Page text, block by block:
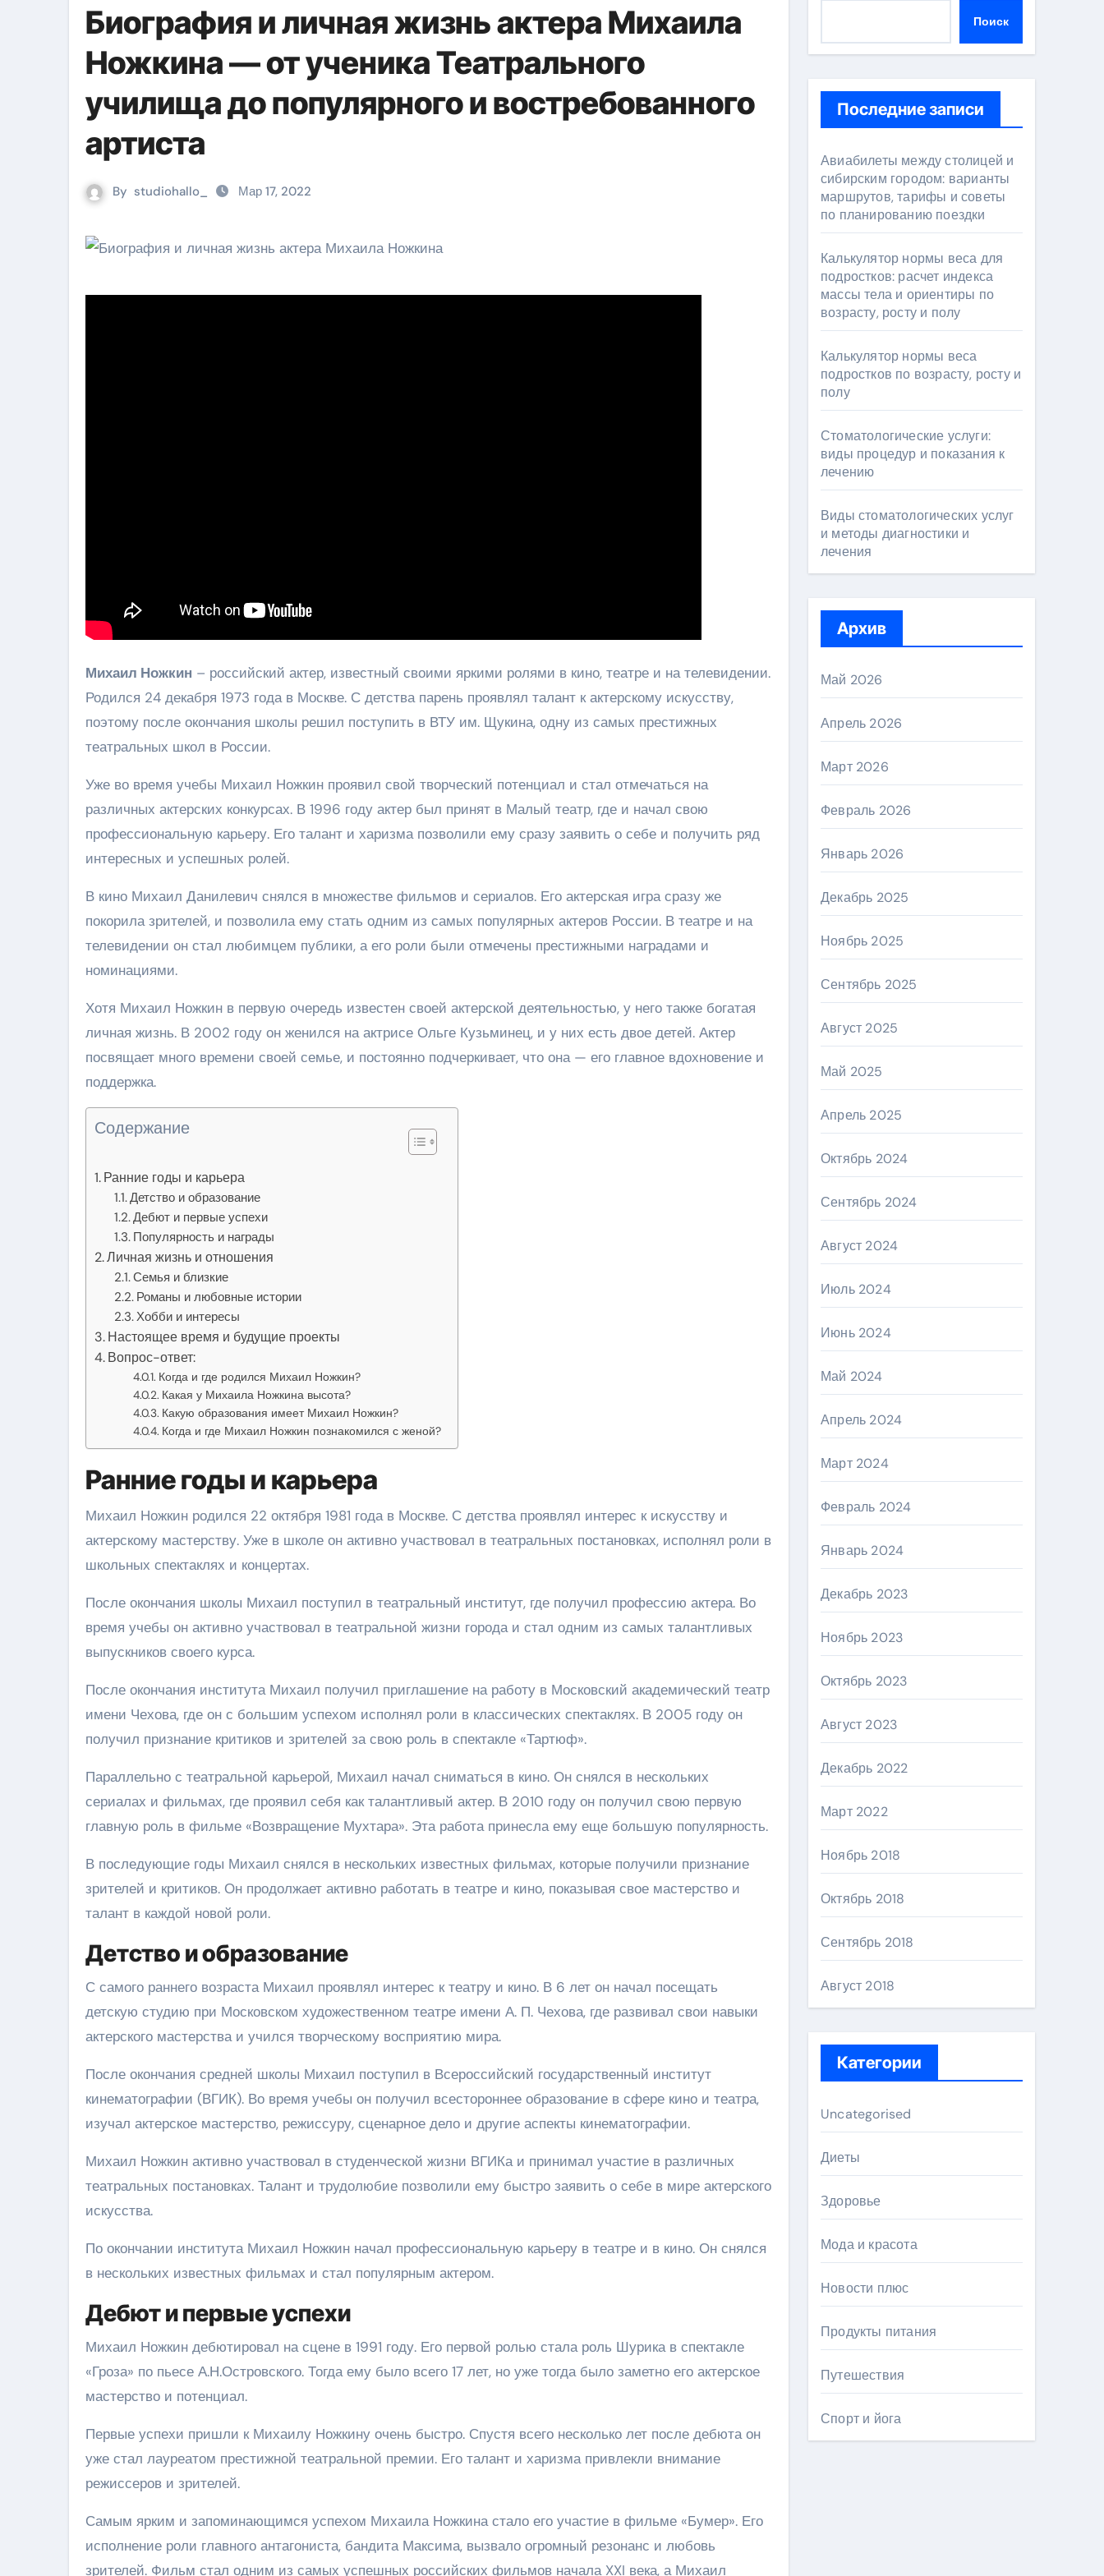
Биография и личная жизнь актера Михаила
Ножкина — от ученика Театрального
училища до популярного и востребованного
артиста
By studiohallo_ Мар 17, 2022
Михаил Ножкин – российский актер, известный своими яркими ролями в кино, театре и на телевидении.
Родился 24 декабря 1973 года в Москве. С детства парень проявлял талант к актерскому искусству,
поэтому после окончания школы решил поступить в ВТУ им. Щукина, одну из самых престижных
театральных школ в России.
Уже во время учебы Михаил Ножкин проявил свой творческий потенциал и стал отмечаться на
различных актерских конкурсах. В 1996 году актер был принят в Малый театр, где и начал свою
профессиональную карьеру. Его талант и харизма позволили ему сразу заявить о себе и получить ряд
интересных и успешных ролей.
В кино Михаил Данилевич снялся в множестве фильмов и сериалов. Его актерская игра сразу же
покорила зрителей, и позволила ему стать одним из самых популярных актеров России. В театре и на
телевидении он стал любимцем публики, а его роли были отмечены престижными наградами и
номинациями.
Хотя Михаил Ножкин в первую очередь известен своей актерской деятельностью, у него также богатая
личная жизнь. В 2002 году он женился на актрисе Ольге Кузьминец, и у них есть двое детей. Актер
посвящает много времени своей семье, и постоянно подчеркивает, что она — его главное вдохновение и
поддержка.
Содержание
Ранние годы и карьера
Детство и образование
Дебют и первые успехи
Популярность и награды
Личная жизнь и отношения
Семья и близкие
Романы и любовные истории
Хобби и интересы
Настоящее время и будущие проекты
Вопрос-ответ:
Когда и где родился Михаил Ножкин?
Какая у Михаила Ножкина высота?
Какую образования имеет Михаил Ножкин?
Когда и где Михаил Ножкин познакомился с женой?
Ранние годы и карьера
Михаил Ножкин родился 22 октября 1981 года в Москве. С детства проявлял интерес к искусству и
актерскому мастерству. Уже в школе он активно участвовал в театральных постановках, исполнял роли в
школьных спектаклях и концертах.
После окончания школы Михаил поступил в театральный институт, где получил профессию актера. Во
время учебы он активно участвовал в театральной жизни города и стал одним из самых талантливых
выпускников своего курса.
После окончания института Михаил получил приглашение на работу в Московский академический театр
имени Чехова, где он с большим успехом исполнял роли в классических спектаклях. В 2005 году он
получил признание критиков и зрителей за свою роль в спектакле «Тартюф».
Параллельно с театральной карьерой, Михаил начал сниматься в кино. Он снялся в нескольких
сериалах и фильмах, где проявил себя как талантливый актер. В 2010 году он получил свою первую
главную роль в фильме «Возвращение Мухтара». Эта работа принесла ему еще большую популярность.
В последующие годы Михаил снялся в нескольких известных фильмах, которые получили признание
зрителей и критиков. Он продолжает активно работать в театре и кино, показывая свое мастерство и
талант в каждой новой роли.
Детство и образование
С самого раннего возраста Михаил проявлял интерес к театру и кино. В 6 лет он начал посещать
детскую студию при Московском художественном театре имени А. П. Чехова, где развивал свои навыки
актерского мастерства и учился творческому восприятию мира.
После окончания средней школы Михаил поступил в Всероссийский государственный институт
кинематографии (ВГИК). Во время учебы он получил всестороннее образование в сфере кино и театра,
изучал актерское мастерство, режиссуру, сценарное дело и другие аспекты кинематографии.
Михаил Ножкин активно участвовал в студенческой жизни ВГИКа и принимал участие в различных
театральных постановках. Талант и трудолюбие позволили ему быстро заявить о себе в мире актерского
искусства.
По окончании института Михаил Ножкин начал профессиональную карьеру в театре и в кино. Он снялся
в нескольких известных фильмах и стал популярным актером.
Дебют и первые успехи
Михаил Ножкин дебютировал на сцене в 1991 году. Его первой ролью стала роль Шурика в спектакле
«Гроза» по пьесе А.Н.Островского. Тогда ему было всего 17 лет, но уже тогда было заметно его актерское
мастерство и потенциал.
Первые успехи пришли к Михаилу Ножкину очень быстро. Спустя всего несколько лет после дебюта он
уже стал лауреатом престижной театральной премии. Его талант и харизма привлекли внимание
режиссеров и зрителей.
Самым ярким и запоминающимся успехом Михаила Ножкина стало его участие в фильме «Бумер». Его
исполнение роли главного антагониста, бандита Максима, вызвало огромный резонанс и любовь
зрителей. Фильм стал одним из самых успешных российских фильмов начала XXI века, а Михаил
Поиск
Последние записи
Авиабилеты между столицей и
сибирским городом: варианты
маршрутов, тарифы и советы
по планированию поездки
Калькулятор нормы веса для
подростков: расчет индекса
массы тела и ориентиры по
возрасту, росту и полу
Калькулятор нормы веса
подростков по возрасту, росту и
полу
Стоматологические услуги:
виды процедур и показания к
лечению
Виды стоматологических услуг
и методы диагностики и
лечения
Архив
Май 2026
Апрель 2026
Март 2026
Февраль 2026
Январь 2026
Декабрь 2025
Ноябрь 2025
Сентябрь 2025
Август 2025
Май 2025
Апрель 2025
Октябрь 2024
Сентябрь 2024
Август 2024
Июль 2024
Июнь 2024
Май 2024
Апрель 2024
Март 2024
Февраль 2024
Январь 2024
Декабрь 2023
Ноябрь 2023
Октябрь 2023
Август 2023
Декабрь 2022
Март 2022
Ноябрь 2018
Октябрь 2018
Сентябрь 2018
Август 2018
Категории
Uncategorised
Диеты
Здоровье
Мода и красота
Новости плюс
Продукты питания
Путешествия
Спорт и йога